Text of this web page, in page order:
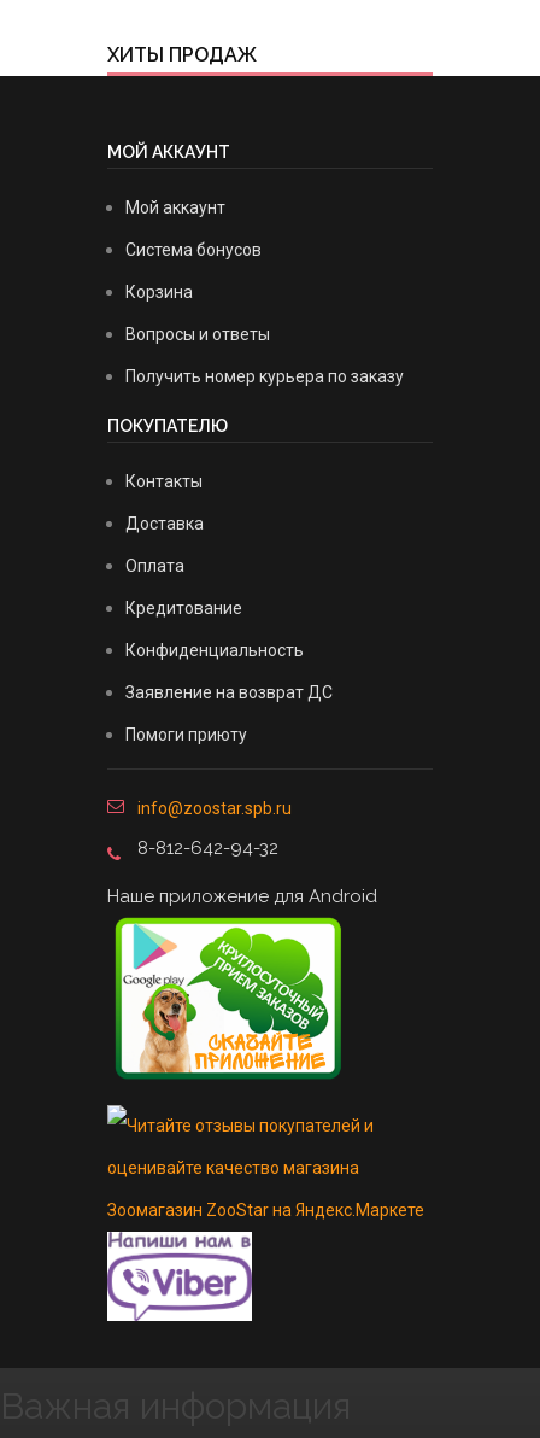
ХИТЫ ПРОДАЖ
МОЙ АККАУНТ
Мой аккаунт
Система бонусов
Корзина
Вопросы и ответы
Получить номер курьера по заказу
ПОКУПАТЕЛЮ
Контакты
Доставка
Оплата
Кредитование
Конфиденциальность
Заявление на возврат ДС
Помоги приюту
info@zoostar.spb.ru
8-812-642-94-32
Наше приложение для Android
Важная информация